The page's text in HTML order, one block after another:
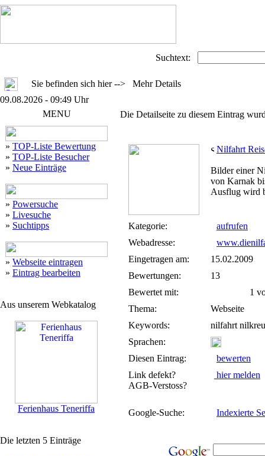
Suchtext:
Sie befinden sich hier --> Mehr Details
09.08.2026 - 09:49 Uhr
MENU
» TOP-Liste Bewertung
» TOP-Liste Besucher
» Neue Einträge
» Powersuche
» Livesuche
» Suchtipps
» Webseite eintragen
» Eintrag bearbeiten
Aus unserem Webkatalog
Ferienhaus Teneriffa
Die letzten 5 Einträge
Die Detailseite zu diesem Eintrag
Nilfahrt
Bilder einer
von Karnak
Ausflug wird
Kategorie:
aufrufen
Webadresse:
Eingetragen am:
15.02.2009
Bewertungen:
13
Bewertet mit:
1
Thema:
Webseite
Keywords:
nilfahrt
Sprachen:
Diesen Eintrag:
bewerten
Link defekt?
AGB-Verstoss?
hier melden
Google-Suche: Indexierte